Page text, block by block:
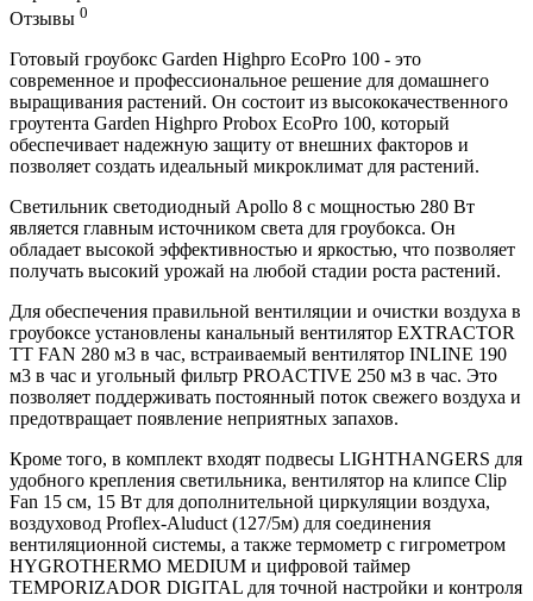
Отзывы 0
Готовый гроубокс Garden Highpro EcoPro 100 - это
современное и профессиональное решение для домашнего
выращивания растений. Он состоит из высококачественного
гроутента Garden Highpro Probox EcoPro 100, который
обеспечивает надежную защиту от внешних факторов и
позволяет создать идеальный микроклимат для растений.
Светильник светодиодный Apollo 8 с мощностью 280 Вт
является главным источником света для гроубокса. Он
обладает высокой эффективностью и яркостью, что позволяет
получать высокий урожай на любой стадии роста растений.
Для обеспечения правильной вентиляции и очистки воздуха в
гроубоксе установлены канальный вентилятор EXTRACTOR
TT FAN 280 м3 в час, встраиваемый вентилятор INLINE 190
м3 в час и угольный фильтр PROACTIVE 250 м3 в час. Это
позволяет поддерживать постоянный поток свежего воздуха и
предотвращает появление неприятных запахов.
Кроме того, в комплект входят подвесы LIGHTHANGERS для
удобного крепления светильника, вентилятор на клипсе Clip
Fan 15 см, 15 Вт для дополнительной циркуляции воздуха,
воздуховод Proflex-Aluduct (127/5м) для соединения
вентиляционной системы, а также термометр с гигрометром
HYGROTHERMO MEDIUM и цифровой таймер
TEMPORIZADOR DIGITAL для точной настройки и контроля